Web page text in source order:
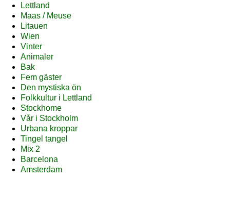
Lettland
Maas / Meuse
Litauen
Wien
Vinter
Animaler
Bak
Fem gäster
Den mystiska ön
Folkkultur i Lettland
Stockhome
Vår i Stockholm
Urbana kroppar
Tingel tangel
Mix 2
Barcelona
Amsterdam